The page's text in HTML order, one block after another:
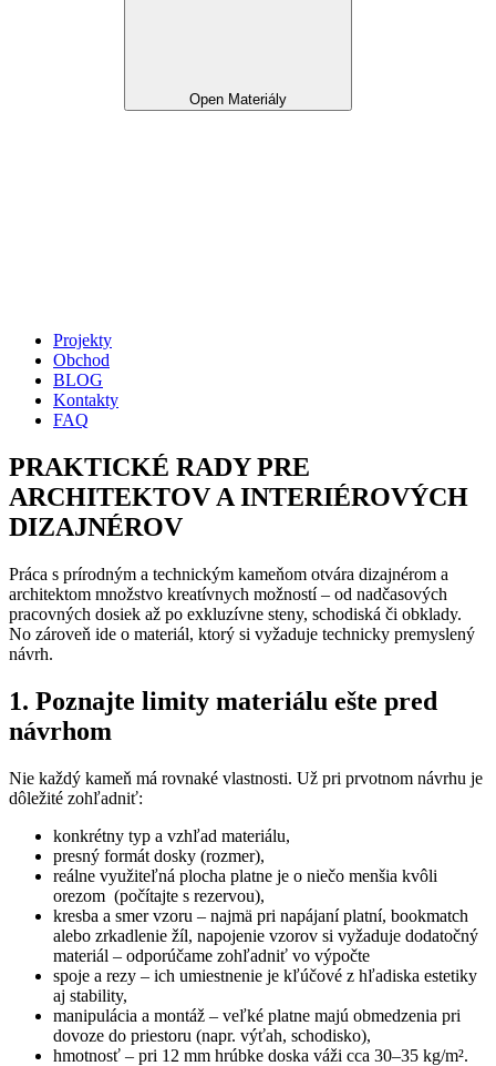
Open Materiály
Projekty
Obchod
BLOG
Kontakty
FAQ
PRAKTICKÉ RADY PRE
ARCHITEKTOV A INTERIÉROVÝCH
DIZAJNÉROV
Práca s prírodným a technickým kameňom otvára dizajnérom a
architektom množstvo kreatívnych možností – od nadčasových
pracovných dosiek až po exkluzívne steny, schodiská či obklady.
No zároveň ide o materiál, ktorý si vyžaduje technicky premyslený
návrh.
1. Poznajte limity materiálu ešte pred
návrhom
Nie každý kameň má rovnaké vlastnosti. Už pri prvotnom návrhu je
dôležité zohľadniť:
konkrétny typ a vzhľad materiálu,
presný formát dosky (rozmer),
reálne využiteľná plocha platne je o niečo menšia kvôli
orezom (počítajte s rezervou),
kresba a smer vzoru – najmä pri napájaní platní, bookmatch
alebo zrkadlenie žíl, napojenie vzorov si vyžaduje dodatočný
materiál – odporúčame zohľadniť vo výpočte
spoje a rezy – ich umiestnenie je kľúčové z hľadiska estetiky
aj stability,
manipulácia a montáž – veľké platne majú obmedzenia pri
dovoze do priestoru (napr. výťah, schodisko),
hmotnosť – pri 12 mm hrúbke doska váži cca 30–35 kg/m².